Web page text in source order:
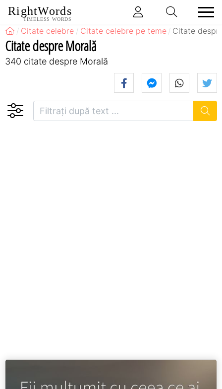
RightWords
TIMELESS WORDS
Citate celebre Citate celebre pe teme Citate
Citate despre Morală
340 citate despre Morală